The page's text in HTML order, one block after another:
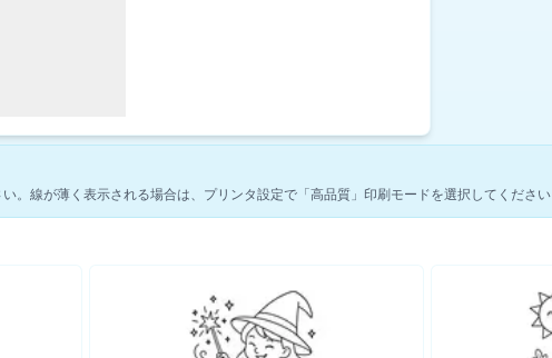
。線が薄く表示される場合は、プリンタ設定で「高品質」印刷モードを選択してください